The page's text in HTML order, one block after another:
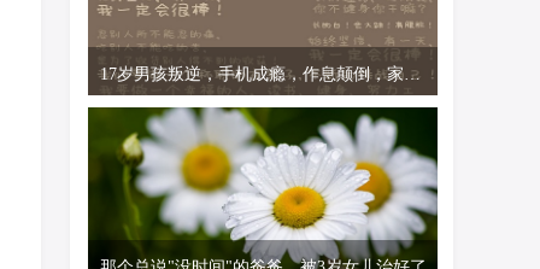
17岁男孩叛逆，手机成瘾，作息颠倒，家有
同款孩子吗？